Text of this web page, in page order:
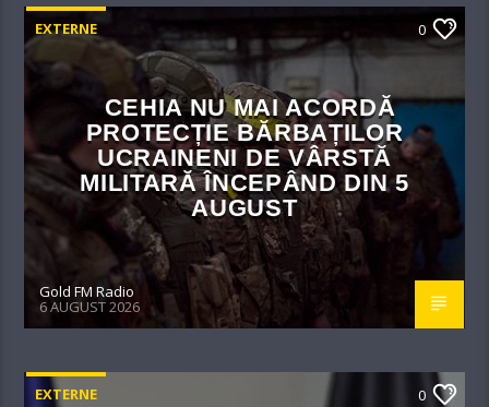
EXTERNE 0
CEHIA NU MAI ACORDĂ
PROTECȚIE BĂRBAȚILOR
UCRAINENI DE VÂRSTĂ
MILITARĂ ÎNCEPÂND DIN 5
AUGUST
Gold FM Radio
6 AUGUST 2026
EXTERNE 0